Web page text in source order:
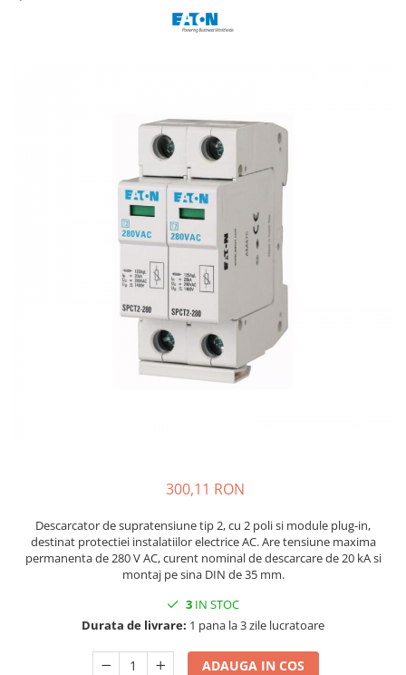
Cabluri semnalizare si control
Conductori rigizi cupru
Cabluri semnalizare incendiu
Cabluri semnalizare si control
300,11 RON
Descarcator de supratensiune tip 2, cu 2 poli si module plug-in,
destinat protectiei instalatiilor electrice AC. Are tensiune maxima
permanenta de 280 V AC, curent nominal de descarcare de 20 kA si
montaj pe sina DIN de 35 mm.
3 IN STOC
Durata de livrare: 1 pana la 3 zile lucratoare
ADAUGA IN COS